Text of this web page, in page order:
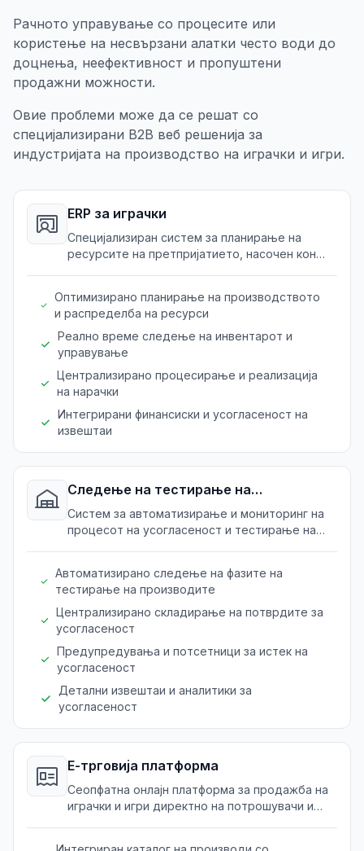
Рачното управување со процесите или
користење на несвързани алатки често води до
доцнења, неефективност и пропуштени
продажни можности.
Овие проблеми може да се решат со
специјализирани B2B веб решенија за
индустријата на производство на играчки и игри.
ERP за играчки
Специјализиран систем за планирање на
ресурсите на претпријатието, насочен кон
Оптимизирано планирање на производството
и распределба на ресурси
Реално време следење на инвентарот и
управување
Централизирано процесирање и реализација
на нарачки
Интегрирани финансиски и усогласеност на
извештаи
Следење на тестирање на
усогласеност
Систем за автоматизирање и мониторинг на
процесот на усогласеност и тестирање на
Автоматизирано следење на фазите на
тестирање на производите
Централизирано складирање на потврдите за
усогласеност
Предупредувања и потсетници за истек на
усогласеност
Детални извештаи и аналитики за
усогласеност
Е-трговија платформа
Сеопфатна онлајн платформа за продажба на
играчки и игри директно на потрошувачи и